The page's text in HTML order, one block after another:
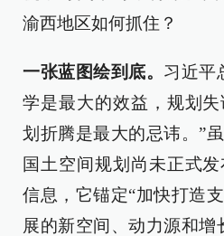
渝西地区如何抓住？
一张蓝图绘到底。 习近平
学是最大的效益，规划
划折腾是最大的忌讳。”
国土空间规划尚未正式
信息，它锚定“加快打造
展的新空间、动力源和增